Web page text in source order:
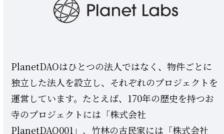
PlanetDAOはひとつの法人ではなく、物件ごとに
独立した法人を設立し、それぞれのプロジェクトを
運営しています。たとえば、170年の歴史を持つお
寺のプロジェクトには「株式会社
PlanetDAO001」、竹林の古民家には「株式会社